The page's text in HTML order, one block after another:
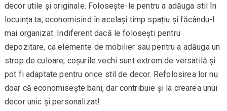
decor utile și originale. Folosește-le pentru a adăuga stil în
locuința ta, economisind în același timp spațiu și făcându-l
mai organizat. Indiferent dacă le folosești pentru
depozitare, ca elemente de mobilier sau pentru a adăuga un
strop de culoare, coșurile vechi sunt extrem de versatilă și
pot fi adaptate pentru orice stil de decor. Refolosirea lor nu
doar că economisește bani, dar contribuie și la crearea unui
decor unic și personalizat!